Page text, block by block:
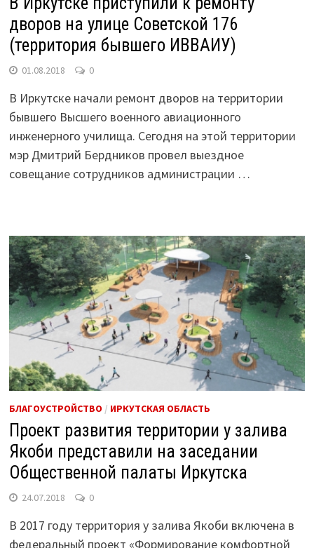
дворов на улице Советской 176
(территория бывшего ИВВАИУ)
01.08.2018 0
В Иркутске начали ремонт дворов на территории
бывшего Высшего военного авиационного
инженерного училища. Сегодня на этой территории
мэр Дмитрий Бердников провел выездное
совещание сотрудников администрации …
БЛАГОУСТРОЙСТВО / ИРКУТСКАЯ ОБЛАСТЬ
Проект развития территории у залива
Якоби представили на заседании
Общественной палаты Иркутска
24.07.2018 0
В 2017 году территория у залива Якоби включена в
федеральный проект «Формирование комфортной